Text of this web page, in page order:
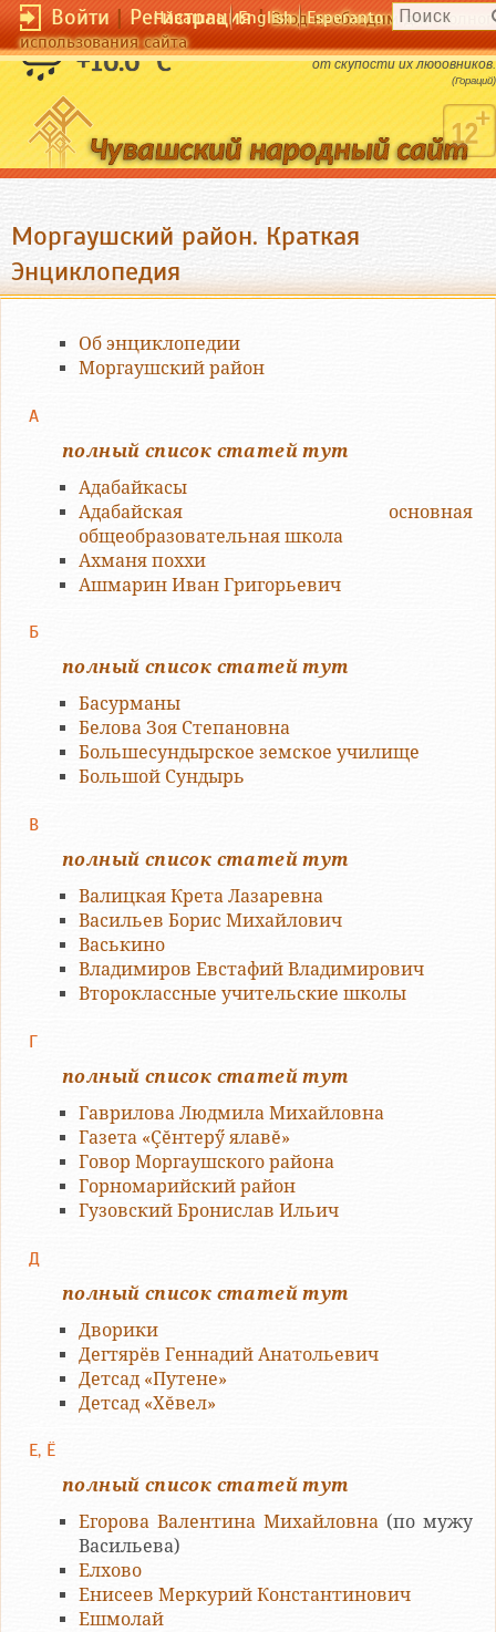
Войти|Регистрация|Вход необходим для
использования сайта
Чӑвашла English Esperanto
+16.6 °C
Добродетель женщин происходит часто
от скупости их любовников.
(Гораций)
Моргаушский район. Краткая
Энциклопедия
Об энциклопедии
Моргаушский район
А
полный список статей тут
Адабайкасы
Адабайская основная
общеобразовательная школа
Ахманя поххи
Ашмарин Иван Григорьевич
Б
полный список статей тут
Басурманы
Белова Зоя Степановна
Большесундырское земское училище
Большой Сундырь
В
полный список статей тут
Валицкая Крета Лазаревна
Васильев Борис Михайлович
Васькино
Владимиров Евстафий Владимирович
Второклассные учительские школы
Г
полный список статей тут
Гаврилова Людмила Михайловна
Газета «Çĕнтерӳ ялавĕ»
Говор Моргаушского района
Горномарийский район
Гузовский Бронислав Ильич
Д
полный список статей тут
Дворики
Дегтярёв Геннадий Анатольевич
Детсад «Путене»
Детсад «Хĕвел»
Е, Ё
полный список статей тут
Егорова Валентина Михайловна (по мужу
Васильева)
Елхово
Енисеев Меркурий Константинович
Ешмолай